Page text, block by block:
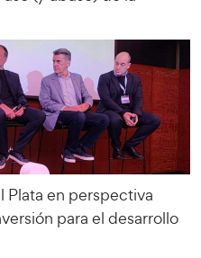
Plata en perspectiva
para el desarrollo